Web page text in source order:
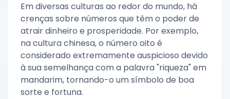
Em diversas culturas ao redor do mundo, há
crenças sobre números que têm o poder de
atrair dinheiro e prosperidade. Por exemplo,
na cultura chinesa, o número oito é
considerado extremamente auspicioso devido
à sua semelhança com a palavra "riqueza" em
mandarim, tornando-o um símbolo de boa
sorte e fortuna.